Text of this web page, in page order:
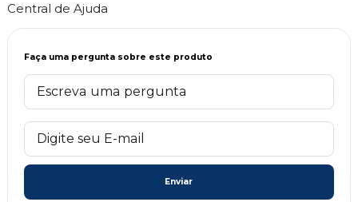
Central de Ajuda
Faça uma pergunta sobre este produto
Enviar